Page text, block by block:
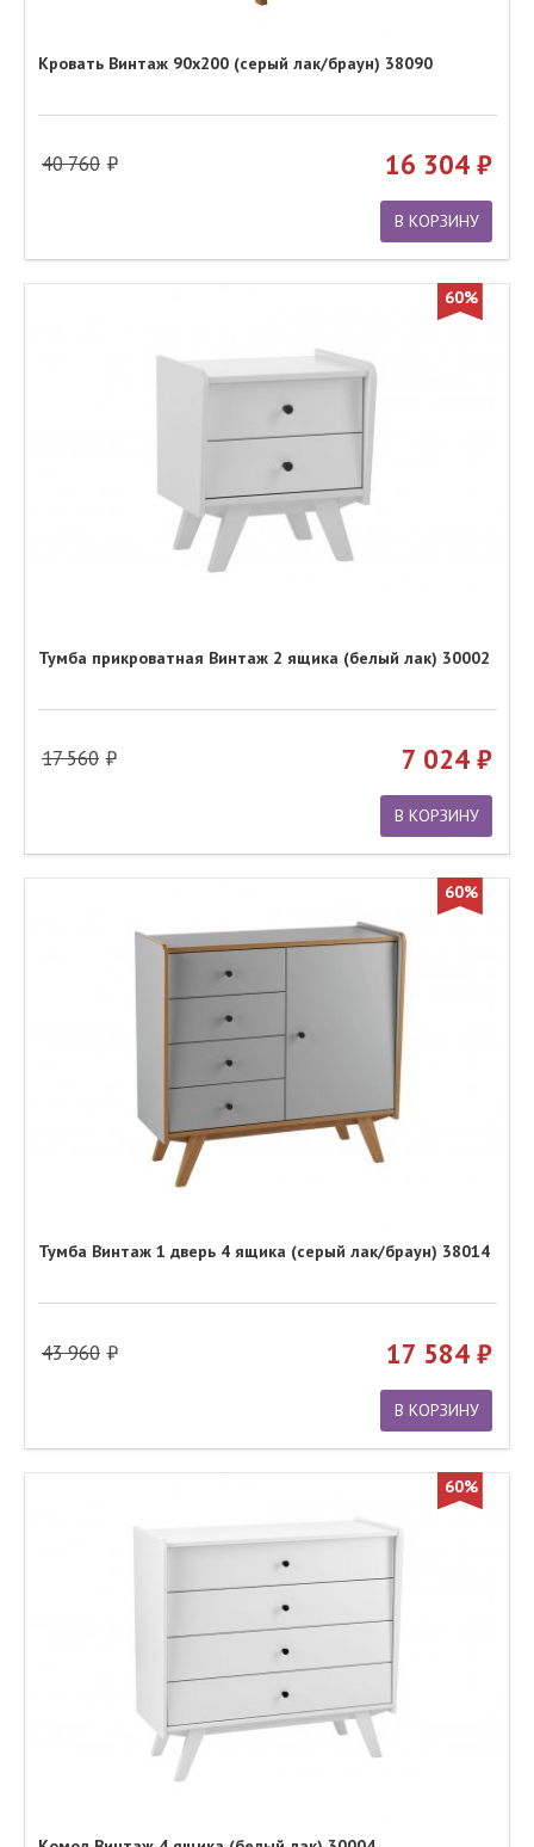
Кровать Винтаж 90х200 (серый лак/браун) 38090
40 760 16 304
В КОРЗИНУ
60%
Тумба прикроватная Винтаж 2 ящика (белый лак) 30002
17 560 7 024
В КОРЗИНУ
60%
Тумба Винтаж 1 дверь 4 ящика (серый лак/браун) 38014
43 960 17 584
В КОРЗИНУ
60%